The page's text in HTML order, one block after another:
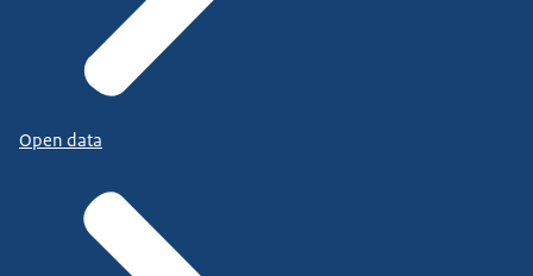
Open data